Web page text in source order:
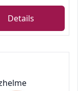
Details